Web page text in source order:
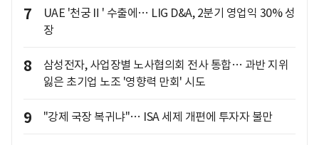
7
UAE '천궁Ⅱ' 수출에… LIG D&A, 2분기 영업익 30% 성
장
8
삼성전자, 사업장별 노사협의회 전사 통합… 과반 지위
잃은 초기업 노조 '영향력 만회' 시도
9 "강제 국장 복귀냐"… ISA 세제 개편에 투자자 불만